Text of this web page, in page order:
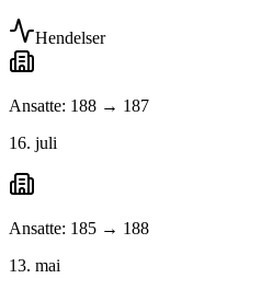
Hendelser
Ansatte: 188 → 187
16. juli
Ansatte: 185 → 188
13. mai